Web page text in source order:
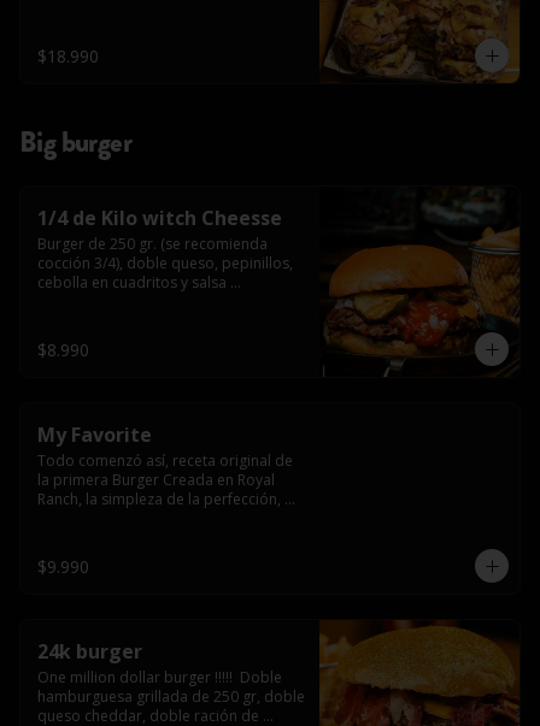
$18.990
Big burger
1/4 de Kilo witch Cheesse
Burger de 250 gr. (se recomienda
cocción 3/4), doble queso, pepinillos,
cebolla en cuadritos y salsa
$8.990
My Favorite
Todo comenzó así, receta original de
la primera Burger Creada en Royal
Ranch, la simpleza de la perfección,
queso cheddar
$9.990
24k burger
One million dollar burger !!!!!  Doble
hamburguesa grillada de 250 gr, doble
queso cheddar, doble ración de